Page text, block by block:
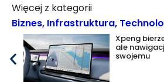
Więcej z kategorii
Biznes, Infrastruktura,
Xpeng
ale
swojemu